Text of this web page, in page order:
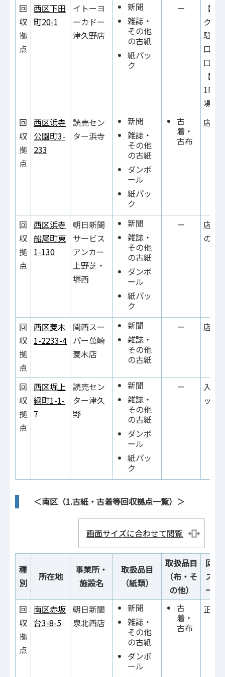
回
収
拠
点
西区下田
町20-1
イトーヨ
ーカドー
津久野店
新聞
雑誌・
その他
の古紙
紙パッ
ク
ー
【紙
ク】
駐車
口・
口横
【そ
1F立
場入
回
収
拠
点
西区浜寺
公園町3-
233
読売セン
ター浜寺
新聞
雑誌・
その他
の古紙
ダンボ
ール
紙パッ
ク
古
着・
古布
店内
回
収
拠
点
西区浜寺
船尾町東
1-130
朝日新聞
サービス
アンカー
上野芝・
堺西
新聞
雑誌・
その他
の古紙
ダンボ
ール
紙パッ
ク
ー
店内
の上
回
収
拠
点
西区菱木
1-2233-4
関西スー
パー萬崎
菱木店
新聞
雑誌・
その他
の古紙
ー 店舗
回
収
拠
点
西区堀上
緑町1-1-
7
読売セン
ター津久
野
新聞
雑誌・
その他
の古紙
ダンボ
ール
紙パッ
ク
ー
入口
ック
＜南区（1.古紙・古着等回収拠点一覧）＞
画面サイズに合わせて閲覧
種
別
所在地
事業所・
施設名
取扱品目
（紙類）
取扱品目
（布・そ
の他）
回収
ス・
ー設
回
収
拠
点
南区赤坂
台3-8-5
朝日新聞
泉北西店
新聞
雑誌・
その他
の古紙
ダンボ
ール
古
着・
古布
正面